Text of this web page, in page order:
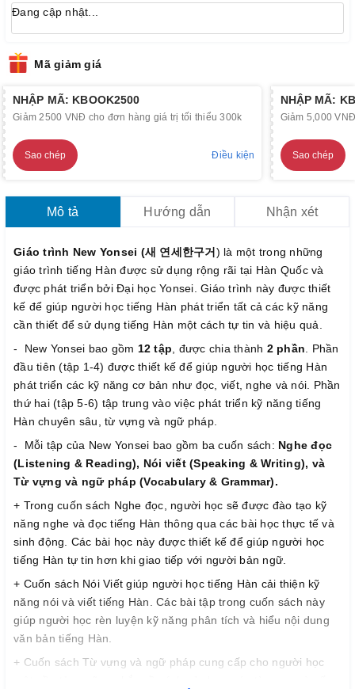
Đang cập nhật...
Mã giảm giá
NHẬP MÃ: KBOOK2500
Giảm 2500 VNĐ cho đơn hàng giá trị tối thiểu 300k
Sao chép Điều kiện
NHẬP MÃ:
Giảm 5,000
Sao chép
Mô tả Hướng dẫn Nhận xét
Giáo trình New Yonsei (새 연세한구거) là một trong những
giáo trình tiếng Hàn được sử dụng rộng rãi tại Hàn Quốc và
được phát triển bởi Đại học Yonsei. Giáo trình này được thiết
kế để giúp người học tiếng Hàn phát triển tất cả các kỹ năng
cần thiết để sử dụng tiếng Hàn một cách tự tin và hiệu quả.
- New Yonsei bao gồm 12 tập , được chia thành 2 phần . Phần
đầu tiên (tập 1-4) được thiết kế để giúp người học tiếng Hàn
phát triển các kỹ năng cơ bản như đọc, viết, nghe và nói. Phần
thứ hai (tập 5-6) tập trung vào việc phát triển kỹ năng tiếng
Hàn chuyên sâu, từ vựng và ngữ pháp.
- Mỗi tập của New Yonsei bao gồm ba cuốn sách: Nghe đọc
(Listening & Reading), Nói viết (Speaking & Writing), và
Từ vựng và ngữ pháp (Vocabulary & Grammar).
+ Trong cuốn sách Nghe đọc, người học sẽ được đào tạo kỹ
năng nghe và đọc tiếng Hàn thông qua các bài học thực tế và
sinh động. Các bài học này được thiết kế để giúp người học
tiếng Hàn tự tin hơn khi giao tiếp với người bản ngữ.
+ Cuốn sách Nói Viết giúp người học tiếng Hàn cải thiện kỹ
năng nói và viết tiếng Hàn. Các bài tập trong cuốn sách này
giúp người học rèn luyện kỹ năng phân tích và hiểu nội dung
văn bản tiếng Hàn.
+ Cuốn sách Từ vựng và ngữ pháp cung cấp cho người học